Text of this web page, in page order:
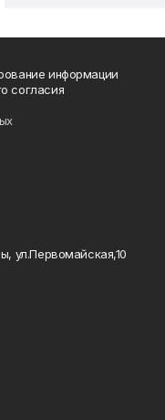
информации
согласия
ул.Первомайская,10